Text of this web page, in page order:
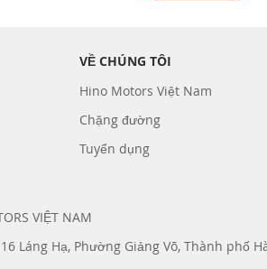
VỀ CHÚNG TÔI
Hino Motors Việt Nam
Chặng đường
Tuyển dụng
VIỆT NAM
Láng Hạ, Phường Giảng Võ, Thành phố